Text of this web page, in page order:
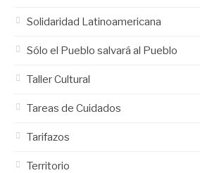
Solidaridad Latinoamericana
Sólo el Pueblo salvará al Pueblo
Taller Cultural
Tareas de Cuidados
Tarifazos
Territorio